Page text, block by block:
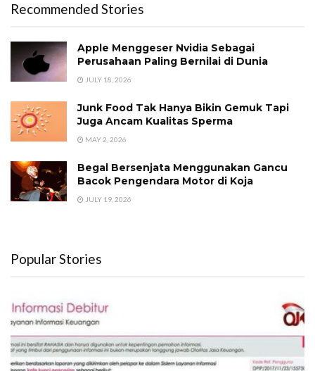
Recommended Stories
Apple Menggeser Nvidia Sebagai
Perusahaan Paling Bernilai di Dunia
JULY 18, 2026
Junk Food Tak Hanya Bikin Gemuk Tapi
Juga Ancam Kualitas Sperma
MAY 2, 2026
Begal Bersenjata Menggunakan Gancu
Bacok Pengendara Motor di Koja
JULY 19, 2026
Popular Stories